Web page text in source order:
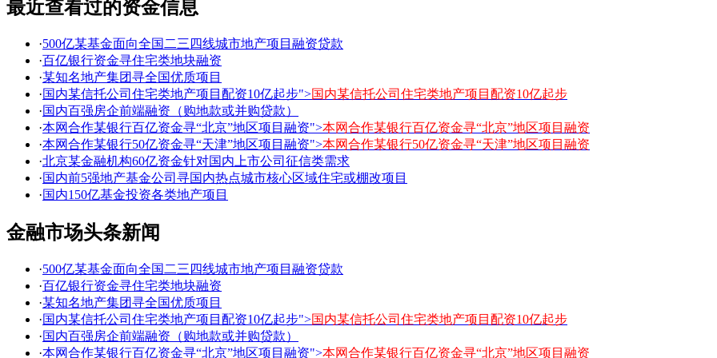
最近查看过的资金信息
·500亿某基金面向全国二三四线城市地产项目融资贷款
·百亿银行资金寻住宅类地块融资
·某知名地产集团寻全国优质项目
·国内某信托公司住宅类地产项目配资10亿起步">国内某信托公司住宅类地产项目配资10亿起步
·国内百强房企前端融资（购地款或并购贷款）
·本网合作某银行百亿资金寻“北京”地区项目融资">本网合作某银行百亿资金寻“北京”地区项目融资
·本网合作某银行50亿资金寻“天津”地区项目融资">本网合作某银行50亿资金寻“天津”地区项目融资
·北京某金融机构60亿资金针对国内上市公司征信类需求
·国内前5强地产基金公司寻国内热点城市核心区域住宅或棚改项目
·国内150亿基金投资各类地产项目
金融市场头条新闻
·500亿某基金面向全国二三四线城市地产项目融资贷款
·百亿银行资金寻住宅类地块融资
·某知名地产集团寻全国优质项目
·国内某信托公司住宅类地产项目配资10亿起步">国内某信托公司住宅类地产项目配资10亿起步
·国内百强房企前端融资（购地款或并购贷款）
·本网合作某银行百亿资金寻“北京”地区项目融资">本网合作某银行百亿资金寻“北京”地区项目融资